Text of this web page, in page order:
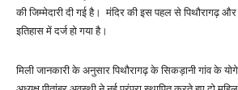
की जिम्मेदारी दी गई है। मंदिर की इस पहल से पिथौरागढ़ और
इतिहास में दर्ज हो गया है।
मिली जानकारी के अनुसार पिथौरागढ़ के सिकड़ानी गांव के